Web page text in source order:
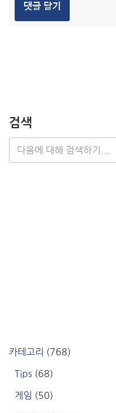
검색
카테고리 (768)
Tips (68)
게임 (50)